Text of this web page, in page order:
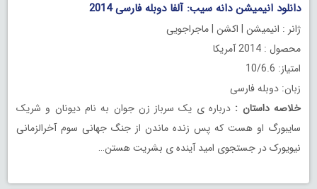
دانلود انیمیشن دانه سیب: آلفا دوبله فارسی 2014
ژانر : انیمیشن | اکشن | ماجراجویی
محصول : 2014 آمریکا
امتیاز: 10/6.6
زبان: دوبله فارسی
خلاصه داستان :درباره ی یک سرباز زن جوان به نام دیونان و شریک
سایبورگ او هست که پس زنده ماندن از جنگ جهانی سوم آخرالزمانی
نیویورک در جستجوی امید آینده ی بشریت هستن…